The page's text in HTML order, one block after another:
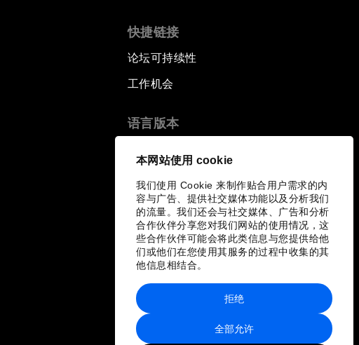
本网站使用 cookie
我们使用 Cookie 来制作贴合用户需求的内
容与广告、提供社交媒体功能以及分析我们
的流量。我们还会与社交媒体、广告和分析
合作伙伴分享您对我们网站的使用情况，这
些合作伙伴可能会将此类信息与您提供给他
们或他们在您使用其服务的过程中收集的其
他信息相结合。
全部允许
拒绝
快捷链接
论坛可持续性
工作机会
语言版本